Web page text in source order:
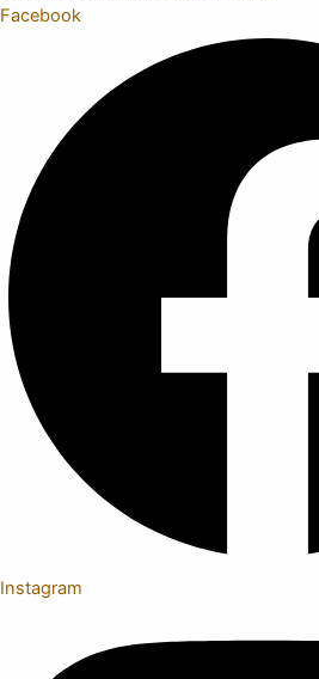
Facebook
Instagram